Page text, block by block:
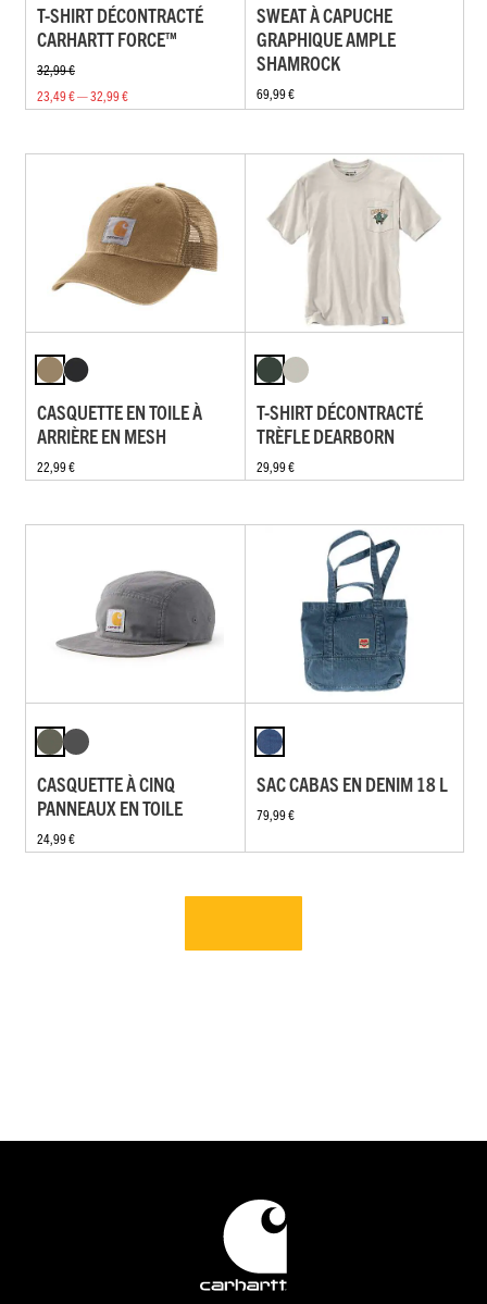
T-SHIRT DÉCONTRACTÉ
CARHARTT FORCE™
32,99 €
23,49 € — 32,99 €
SWEAT À CAPUCHE
GRAPHIQUE AMPLE
SHAMROCK
69,99 €
CASQUETTE EN TOILE À
ARRIÈRE EN MESH
22,99 €
T-SHIRT DÉCONTRACTÉ
TRÈFLE DEARBORN
29,99 €
CASQUETTE À CINQ
PANNEAUX EN TOILE
24,99 €
SAC CABAS EN DENIM 18 L
79,99 €